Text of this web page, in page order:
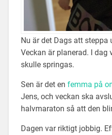
Nu är det Dags att steppa
Veckan är planerad. I dag
skulle springas.
Sen är det en femma på
Jens, och veckan ska
halvmaraton så att den
Dagen var riktigt jobbig.